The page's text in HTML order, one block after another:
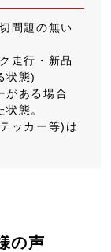
問題の無い
走行・新品
状態)
がある場合
態。
ッカー等)は
の声